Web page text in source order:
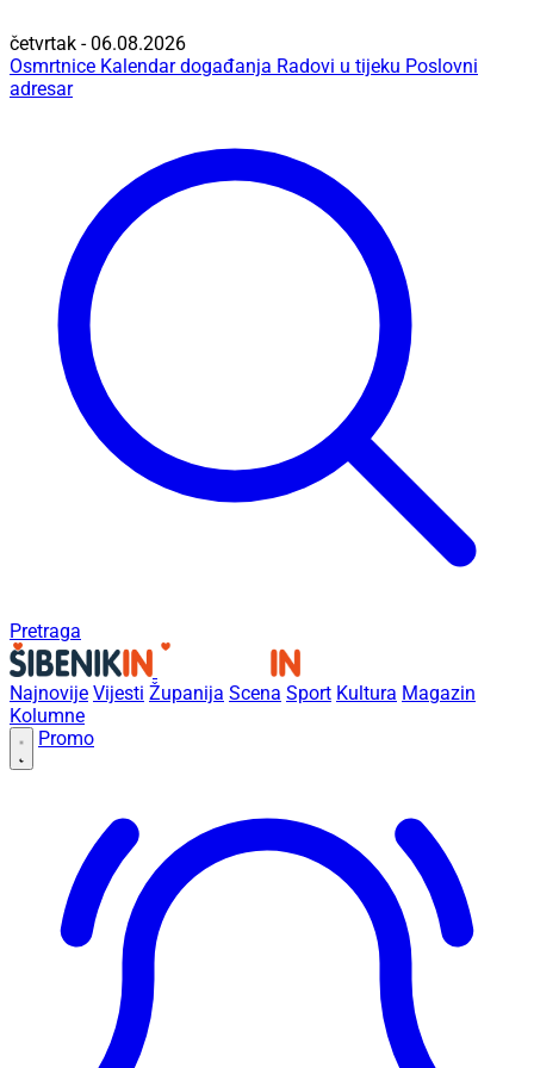
četvrtak - 06.08.2026
Osmrtnice Kalendar događanja Radovi u tijeku Poslovni
adresar
Pretraga
Najnovije Vijesti Županija Scena Sport Kultura Magazin
Kolumne
Promo